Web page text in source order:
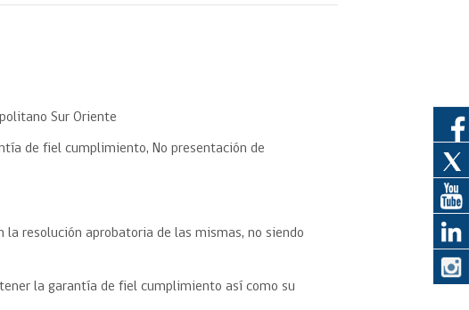
Tipo
Marco
inversa
proveedor
para obtener el
Empresa Mujer
Archivo de noticias
Sur Oriente
de fiel cumplimiento, No presentación de
la resolución aprobatoria de las mismas, no siendo
la garantía de fiel cumplimiento así como su